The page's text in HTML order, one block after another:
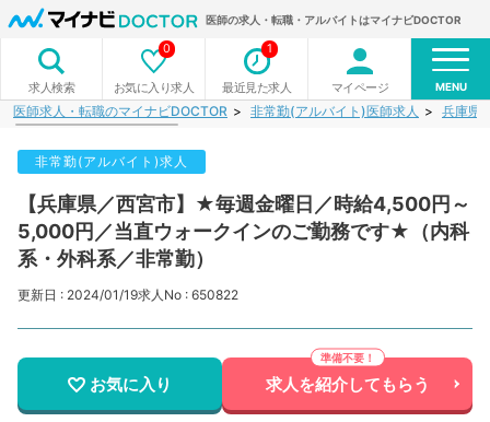
医師の求人・転職・アルバイトはマイナビDOCTOR
求人検索 お気に入り求人
0
最近見た求人
1
マイページ MENU
医師求人・転職のマイナビDOCTOR 非常勤(アルバイト)医師求人 兵庫県
非常勤(アルバイト)求人
【兵庫県／西宮市】★毎週金曜日／時給4,500円～
5,000円／当直ウォークインのご勤務です★（内科
系・外科系／非常勤）
更新日 : 2024/01/19求人No : 650822
お気に入り 求人を紹介してもらう